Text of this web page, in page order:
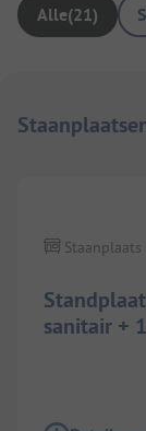
Alle(21)
sanitair +
Staanplaats